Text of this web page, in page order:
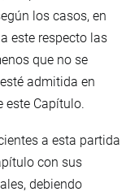
los casos, en
este respecto las
que no se
admitida en
este Capítulo.
a esta partida
con sus
debiendo